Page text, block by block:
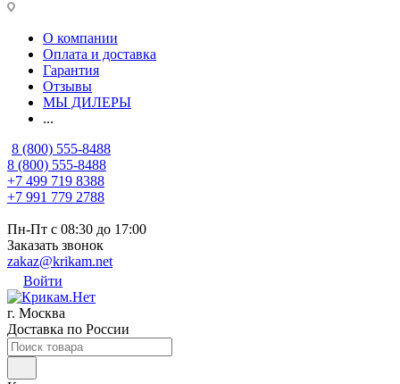
О компании
Оплата и доставка
Гарантия
Отзывы
МЫ ДИЛЕРЫ
...
8 (800) 555-8488
8 (800) 555-8488
+7 499 719 8388
+7 991 779 2788
Пн-Пт с 08:30 до 17:00
Заказать звонок
zakaz@krikam.net
Войти
г. Москва
Доставка по России